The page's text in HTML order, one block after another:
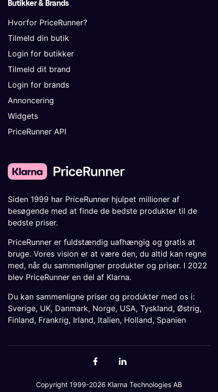
Butikker & Brands
Hvorfor PriceRunner?
Tilmeld din butik
Login for butikker
Tilmeld dit brand
Login for brands
Annoncering
Widgets
PriceRunner API
Siden 1999 har PriceRunner hjulpet millioner af
besøgende med at finde de bedste produkter til de
bedste priser.
PriceRunner er fuldstændig uafhængig og gratis at
bruge. Vores vision er at være den, du altid kan regne
med, når du sammenligner produkter og priser. I 2022
blev PriceRunner en del af Klarna.
Du kan sammenligne priser og produkter med os i:
Sverige, UK, Danmark, Norge, USA, Tyskland, Østrig,
Finland, Frankrig, Irland, Italien, Holland, Spanien
Copyright 1999-2026 Klarna Technologies AB